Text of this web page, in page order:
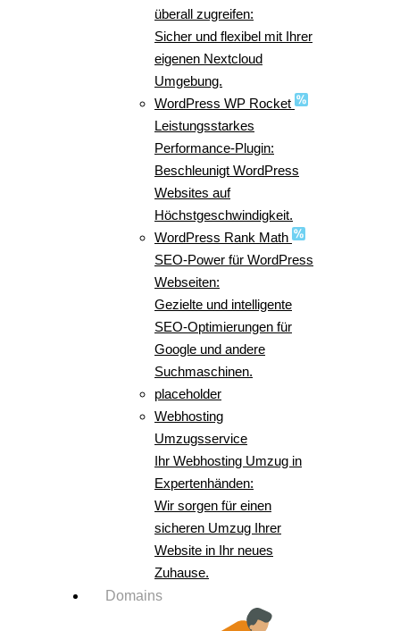
überall zugreifen:
Sicher und flexibel mit Ihrer
eigenen Nextcloud
Umgebung.
WordPress WP Rocket
Leistungsstarkes
Performance-Plugin:
Beschleunigt WordPress
Websites auf
Höchstgeschwindigkeit.
WordPress Rank Math
SEO-Power für WordPress
Webseiten:
Gezielte und intelligente
SEO-Optimierungen für
Google und andere
Suchmaschinen.
placeholder
Webhosting
Umzugsservice
Ihr Webhosting Umzug in
Expertenhänden:
Wir sorgen für einen
sicheren Umzug Ihrer
Website in Ihr neues
Zuhause.
Domains